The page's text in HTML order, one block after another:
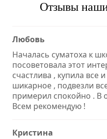
Отзывы
Любовь
Началась суматоха к
посоветовала этот
счастлива , купила все
шикарное , подвезли
примерил спокойно .
Всем рекомендую !
Кристина